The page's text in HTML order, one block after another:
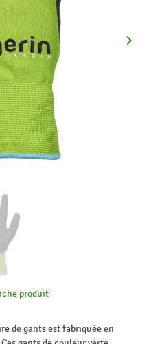
keyboard_arrow_right
produit
de gants est fabriquée en